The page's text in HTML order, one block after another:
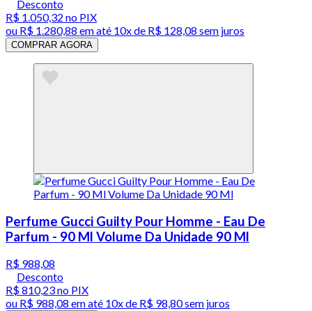
Desconto
R$ 1.050,32 no PIX
ou R$ 1.280,88 em até 10x de R$ 128,08 sem juros
COMPRAR AGORA
Perfume Gucci Guilty Pour Homme - Eau De
Parfum - 90 Ml Volume Da Unidade 90 Ml
R$ 988,08
Desconto
R$ 810,23no PIX
ou R$ 988,08 em até 10x de R$ 98,80 sem juros